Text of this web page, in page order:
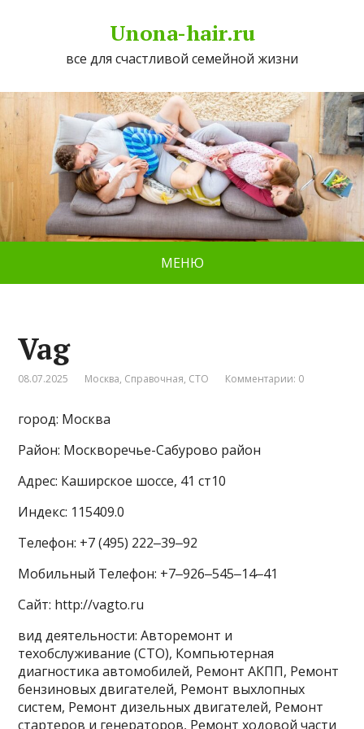
Unona-hair.ru
все для счастливой семейной жизни
МЕНЮ
Vag
08.07.2025 Москва, Справочная, СТО Комментарии: 0
город: Москва
Район: Москворечье-Сабурово район
Адрес: Каширское шоссе, 41 ст10
Индекс: 115409.0
Телефон: +7 (495) 222‒39‒92
Мобильный Телефон: +7‒926‒545‒14‒41
Сайт: http://vagto.ru
вид деятельности: Авторемонт и
техобслуживание (СТО), Компьютерная
диагностика автомобилей, Ремонт АКПП, Ремонт
бензиновых двигателей, Ремонт выхлопных
систем, Ремонт дизельных двигателей, Ремонт
стартеров и генераторов, Ремонт ходовой части